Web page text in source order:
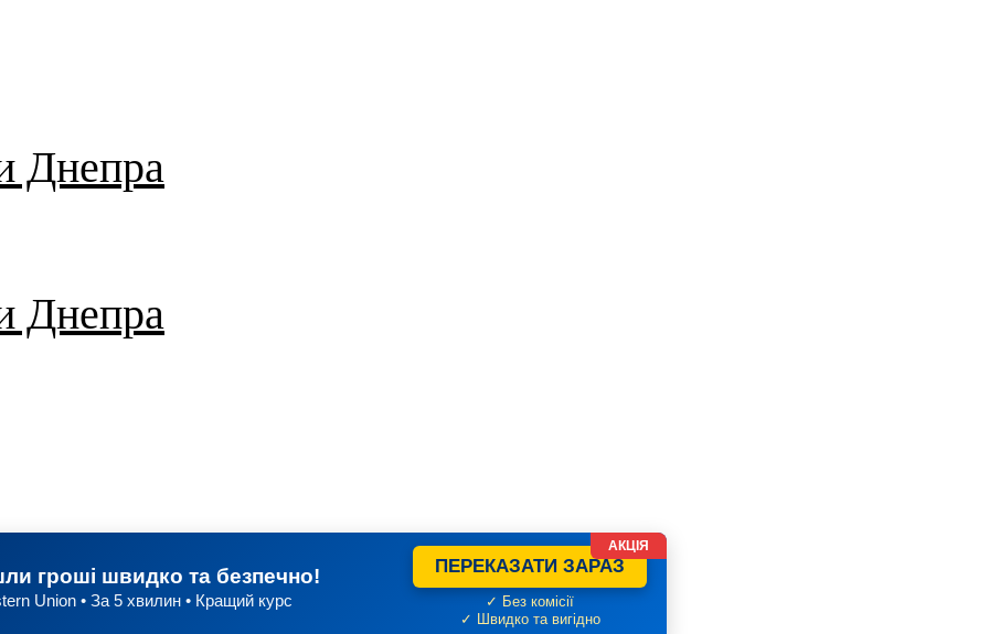
Днепра
Днепра
гроші швидко та безпечно!
Union • За 5 хвилин • Кращий курс
ПЕРЕКАЗАТИ ЗАРАЗ
✓ Без комісії
✓ Швидко та вигідно
АКЦІЯ